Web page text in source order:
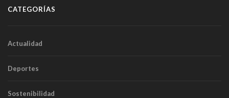
CATEGORÍAS
Actualidad
Deportes
Sostenibilidad